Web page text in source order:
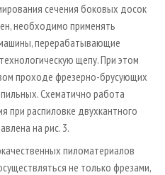
сечения боковых досок
необходимо применять
перерабатывающие
щепу. При этом
проходе фрезерно-брусующих
Схематично работа
при распиловке двухкантного
на рис. 3.
пиломатериалов
не только фрезами,